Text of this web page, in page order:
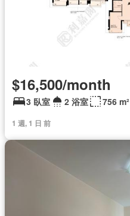
$16,500/month
3 臥室 2 浴室 756 m²
1 週, 1 日 前